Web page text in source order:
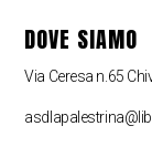
DOVE SIAMO
Via Ceresa n.65